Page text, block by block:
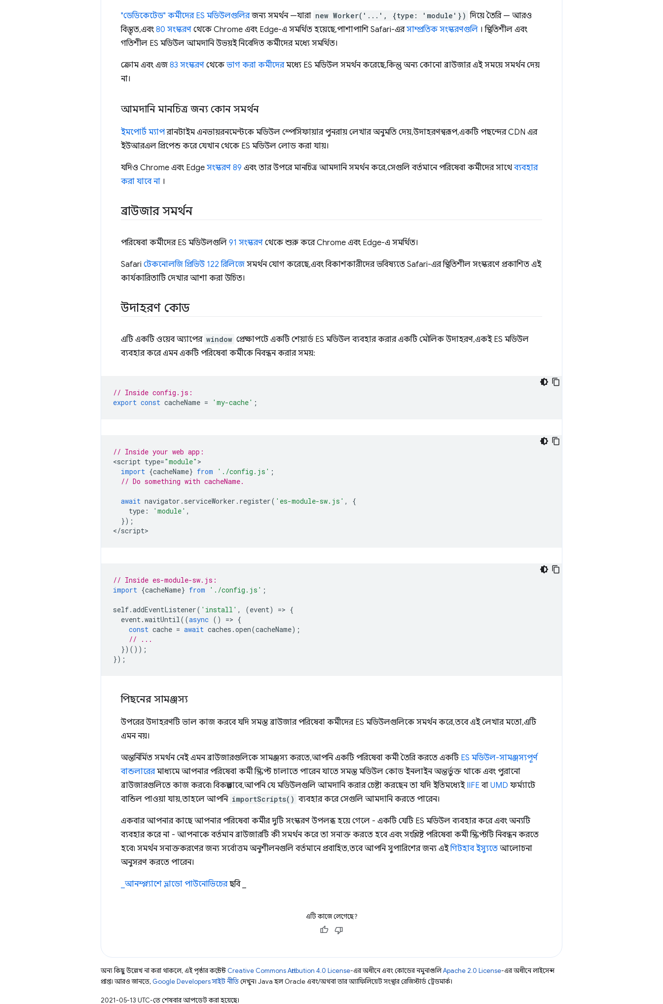
"ডেডিকেটেড" কর্মীদের ES মডিউলগুলিরজন্য সমর্থন —যারা new Worker('...', {type: 'module'}) দিয়ে তৈরি — আরও
বিস্তৃত, এবং 80 সংস্করণ থেকে Chrome এবং Edge-এ সমর্থিত হয়েছে, পাশাপাশি Safari-এরসাম্প্রতিক সংস্করণগুলি । স্থিতিশীল এবং
গতিশীল ES মডিউল আমদানি উভয়ই নিবেদিত কর্মীদের মধ্যে সমর্থিত।
ক্রোম এবং এজ 83 সংস্করণ থেকেভাগ করা কর্মীদেরমধ্যে ES মডিউল সমর্থন করেছে, কিন্তু অন্য কোনো ব্রাউজার এই সময়ে সমর্থন দেয়
না।
আমদানি মানচিত্র জন্য কোন সমর্থন
ইমপোর্ট ম্যাপরানটাইম এনভায়রনমেন্টকে মডিউল স্পেসিফায়ার পুনরায় লেখার অনুমতি দেয়, উদাহরণস্বরূপ, একটি পছন্দের CDN এর
ইউআরএল প্রিপেন্ড করে যেখান থেকে ES মডিউল লোড করা যায়।
যদিও Chrome এবং Edge সংস্করণ 89 এবং তার উপরে মানচিত্র আমদানি সমর্থন করে, সেগুলি বর্তমানে পরিষেবা কর্মীদের সাথেব্যবহার
করা যাবে না ।
ব্রাউজার সমর্থন
পরিষেবা কর্মীদের ES মডিউলগুলি 91 সংস্করণ থেকে শুরু করে Chrome এবং Edge-এ সমর্থিত।
Safari টেকনোলজি প্রিভিউ 122 রিলিজে সমর্থন যোগ করেছে, এবং বিকাশকারীদের ভবিষ্যতে Safari-এর স্থিতিশীল সংস্করণে প্রকাশিত এই
কার্যকারিতাটি দেখার আশা করা উচিত।
উদাহরণ কোড
এটি একটি ওয়েব অ্যাপের window প্রেক্ষাপটে একটি শেয়ার্ড ES মডিউল ব্যবহার করার একটি মৌলিক উদাহরণ, একই ES মডিউল
ব্যবহার করে এমন একটি পরিষেবা কর্মীকে নিবন্ধন করার সময়:
// Inside config.js:
export const cacheName = 'my-cache' ;
// Inside your web app:
<script type="module"
import {cacheName} from './config.js' ;
// Do something with cacheName.
await navigator . serviceWorker . register( 'es-module-sw.js' ,
{
type : 'module' ,
});
</script
// Inside es-module-sw.js:
import {cacheName} from './config.js' ;
self.addEventListener( 'install' , (event) => {
event.waitUntil((async () => {
const cache = await caches .open(cacheName);
// ...
})());
});
পিছনের সামঞ্জস্য
উপরের উদাহরণটি ভাল কাজ করবে যদি সমস্ত ব্রাউজার পরিষেবা কর্মীদের ES মডিউলগুলিকে সমর্থন করে, তবে এই লেখার মতো, এটি
এমন নয়।
অন্তর্নির্মিত সমর্থন নেই এমন ব্রাউজারগুলিকে সামঞ্জস্য করতে, আপনি একটি পরিষেবা কর্মী তৈরি করতে একটি ES মডিউল-সামঞ্জস্যপূর্ণ
বান্ডলারেরমাধ্যমে আপনার পরিষেবা কর্মী স্ক্রিপ্ট চালাতে পারেন যাতে সমস্ত মডিউল কোড ইনলাইন অন্তর্ভুক্ত থাকে এবং পুরানো
ব্রাউজারগুলিতে কাজ করবে৷ বিকল্পভাবে, আপনি যে মডিউলগুলি আমদানি করার চেষ্টা করছেন তা যদি ইতিমধ্যেই IIFEবা UMD ফর্ম্যাটে
বান্ডিল পাওয়া যায়, তাহলে আপনি importScripts() ব্যবহার করে সেগুলি আমদানি করতে পারেন।
একবার আপনার কাছে আপনার পরিষেবা কর্মীর দুটি সংস্করণ উপলব্ধ হয়ে গেলে - একটি যেটি ES মডিউল ব্যবহার করে এবং অন্যটি
ব্যবহার করে না - আপনাকে বর্তমান ব্রাউজারটি কী সমর্থন করে তা সনাক্ত করতে হবে এবং সংশ্লিষ্ট পরিষেবা কর্মী স্ক্রিপ্টটি নিবন্ধন করতে
হবে৷ সমর্থন সনাক্তকরণের জন্য সর্বোত্তম অনুশীলনগুলি বর্তমানে প্রবাহিত, তবে আপনি সুপারিশের জন্য এইগিটহাব ইস্যুতে আলোচনা
অনুসরণ করতে পারেন।
_আনস্প্ল্যাশে ভ্লাডো পাউনোভিচেরছবি _
এটি কাজে লেগেছে?
অন্য কিছু উল্লেখ না করা থাকলে, এই পৃষ্ঠার কন্টেন্ট Creative Commons Attribution 4.0 License-এর অধীনে এবং কোডের নমুনাগুলিApache 2.0 License-এর অধীনে লাইসেন্স
প্রাপ্ত। আরও জানতে, Google Developers সাইট নীতিদেখুন। Java হল Oracle এবং/অথবা তার অ্যাফিলিয়েট সংস্থার রেজিস্টার্ড ট্রেডমার্ক।
2021-05-13 UTC-তে শেষবার আপডেট করা হয়েছে।